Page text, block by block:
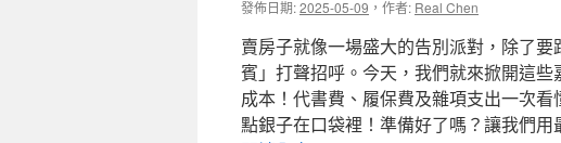
發佈日期:2025-05-09 ， 作者: Real Chen
賣房子就像一場盛大的告別派對，除了
賓」打聲招呼。今天，我們就來掀開這
成本！代書費、履保費及雜項支出一次
點銀子在口袋裡！準備好了嗎？讓我們